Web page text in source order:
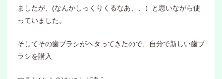
ましたが、(なんかしっくりくるなあ、、）と思いながら使
っていました。
そしてその歯ブラシがヘタってきたので、自分で新しい歯ブ
ラシを購入